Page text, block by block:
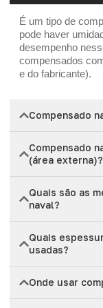
É um tipo de
pode haver
desempenho
compensados
e do fabricante).
Compensado
Compensado
(área externa)?
Quais são as
naval?
Quais
usadas?
Onde usar